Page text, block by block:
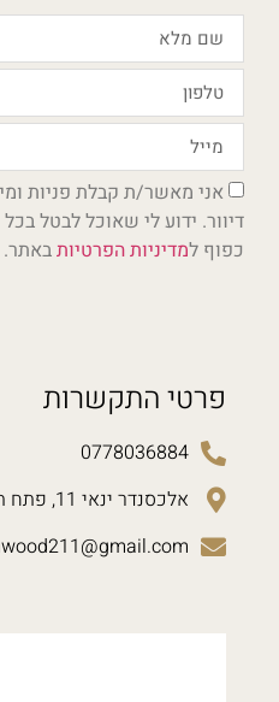
אני מאשר/ת קבלת פניות
דיוור. ידוע לי שאוכל לבטל
כפוף למדיניות הפרטיותבאתר.
פרטי התקשרות
0778036884
אלכסנדר ינאי 11, פתח תקוה